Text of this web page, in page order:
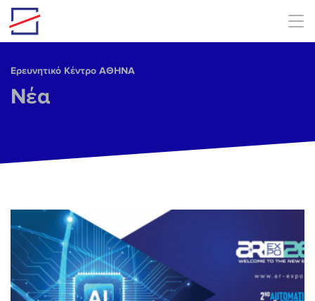
Skip to main content
Ερευνητικό Κέντρο ΑΘΗΝΑ
Νέα